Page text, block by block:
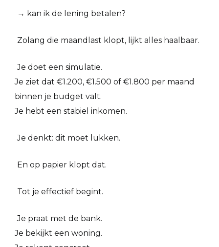
→ kan ik de lening betalen?
Zolang die maandlast klopt, lijkt alles haalbaar.
Je doet een simulatie.
Je ziet dat €1.200, €1.500 of €1.800 per maand
binnen je budget valt.
Je hebt een stabiel inkomen.
Je denkt: dit moet lukken.
En op papier klopt dat.
Tot je effectief begint.
Je praat met de bank.
Je bekijkt een woning.